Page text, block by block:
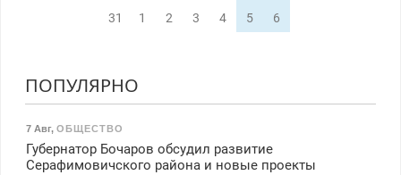
31
1 2 3 4 5 6
ПОПУЛЯРНО
7 Авг, ОБЩЕСТВО
Губернатор Бочаров обсудил развитие
Серафимовичского района и новые проекты